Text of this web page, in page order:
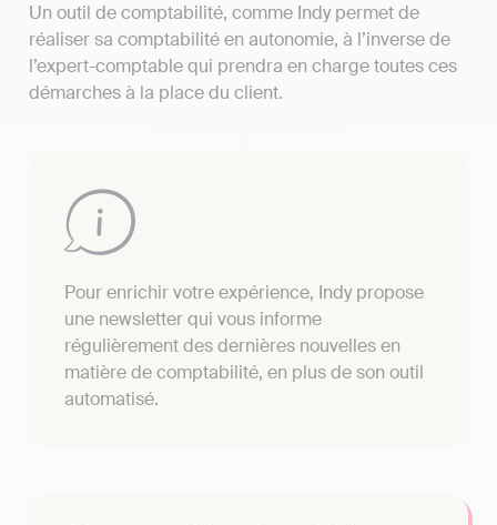
Un outil de comptabilité, comme Indy permet de
réaliser sa comptabilité en autonomie, à l’inverse de
l’expert-comptable qui prendra en charge toutes ces
démarches à la place du client.
Pour enrichir votre expérience, Indy propose
une newsletter qui vous informe
régulièrement des dernières nouvelles en
matière de comptabilité, en plus de son outil
automatisé.